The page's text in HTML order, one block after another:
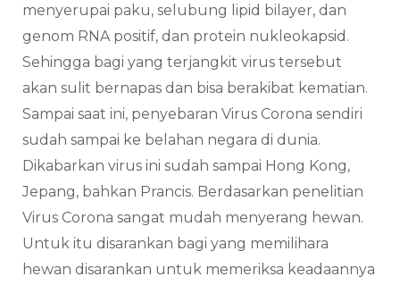
menyerupai paku, selubung lipid bilayer, dan
genom RNA positif, dan protein nukleokapsid.
Sehingga bagi yang terjangkit virus tersebut
akan sulit bernapas dan bisa berakibat kematian.
Sampai saat ini, penyebaran Virus Corona sendiri
sudah sampai ke belahan negara di dunia.
Dikabarkan virus ini sudah sampai Hong Kong,
Jepang, bahkan Prancis. Berdasarkan penelitian
Virus Corona sangat mudah menyerang hewan.
Untuk itu disarankan bagi yang memilihara
hewan disarankan untuk memeriksa keadaannya